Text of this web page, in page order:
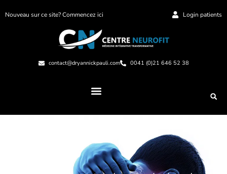
Nouveau sur ce site? Commencez ici Login patients
contact@dryannickpauli.com 0041 (0)21 646 52 38